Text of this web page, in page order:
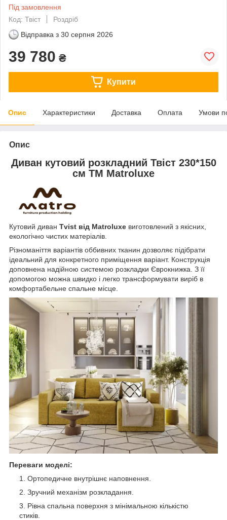
Під замовлення
Код: Твіст
Роздріб
Відправка з 30 серпня 2026
39 780 ₴
Купити
Опис Характеристики Доставка Оплата Умови
Опис
Диван кутовий розкладний Твіст 230*150
см TM Matroluxe
Кутовий диван Tvist від Matroluxe виготовлений з якісних,
екологічно чистих матеріалів.
Різноманіття варіантів оббивних тканин дозволяє підібрати
ідеальний для конкретного приміщення варіант. Конструкція
доповнена надійною системою розкладки Єврокнижка. З її
допомогою можна швидко і легко трансформувати виріб в
комфортабельне спальне місце.
Переваги моделі:
Ортопедичне внутрішнє наповнення.
Зручний механізм розкладання.
Рівна спальна поверхня з мінімальною кількістю
стиків.